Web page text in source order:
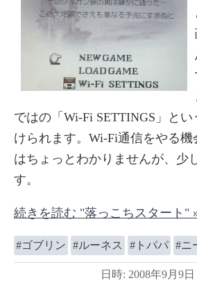
ではの「Wi-Fi SETTINGS」と
けられます。Wi-Fi通信をやる
はちょっとわかりませんが、少
す。
続きを読む "落っこちスタート"
ゴブリン ルーネス トパパ ニ
日時: 2008年9月9日